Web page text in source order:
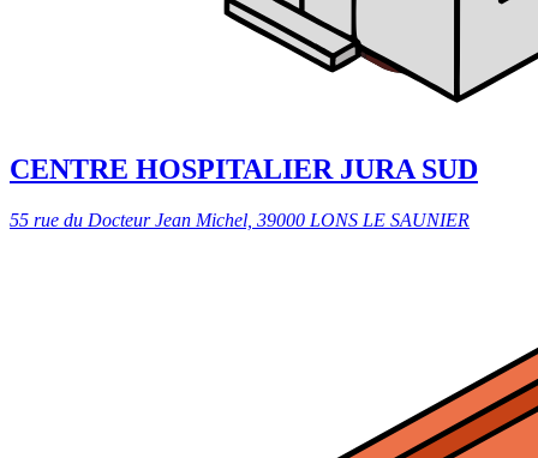
CENTRE HOSPITALIER JURA SUD
55 rue du Docteur Jean Michel, 39000 LONS LE SAUNIER